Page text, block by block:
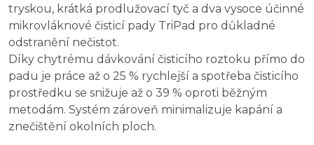
tryskou, krátká prodlužovací tyč a dva vysoce účinné
mikrovláknové čisticí pady TriPad pro důkladné
odstranění nečistot.
Díky chytrému dávkování čisticího roztoku přímo do
padu je práce až o 25 % rychlejší a spotřeba čisticího
prostředku se snižuje až o 39 % oproti běžným
metodám. Systém zároveň minimalizuje kapání a
znečištění okolních ploch.